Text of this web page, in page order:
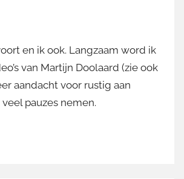
en ik ook. Langzaam word ik
van Martijn Doolaard (zie ook
aandacht voor rustig aan
pauzes nemen.